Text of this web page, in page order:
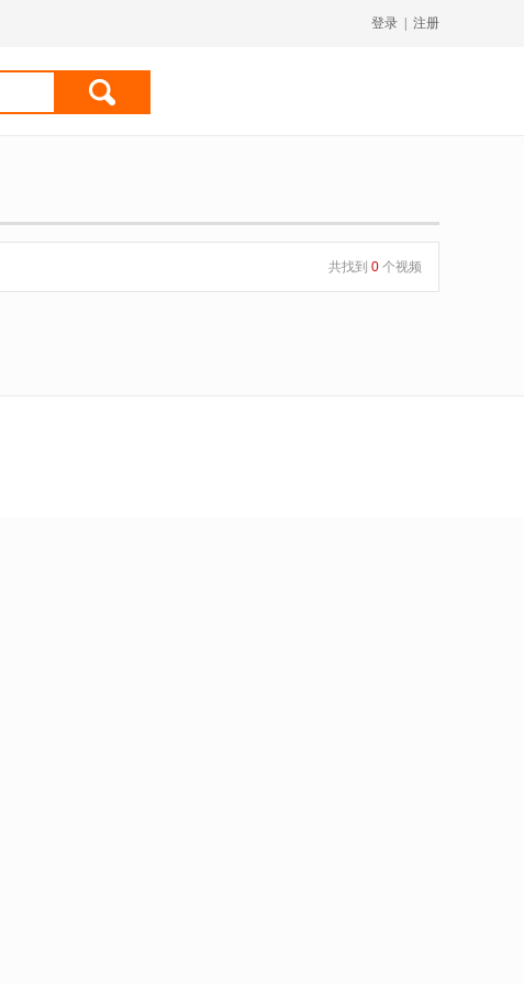
登录 注册
共找到 0 个视频